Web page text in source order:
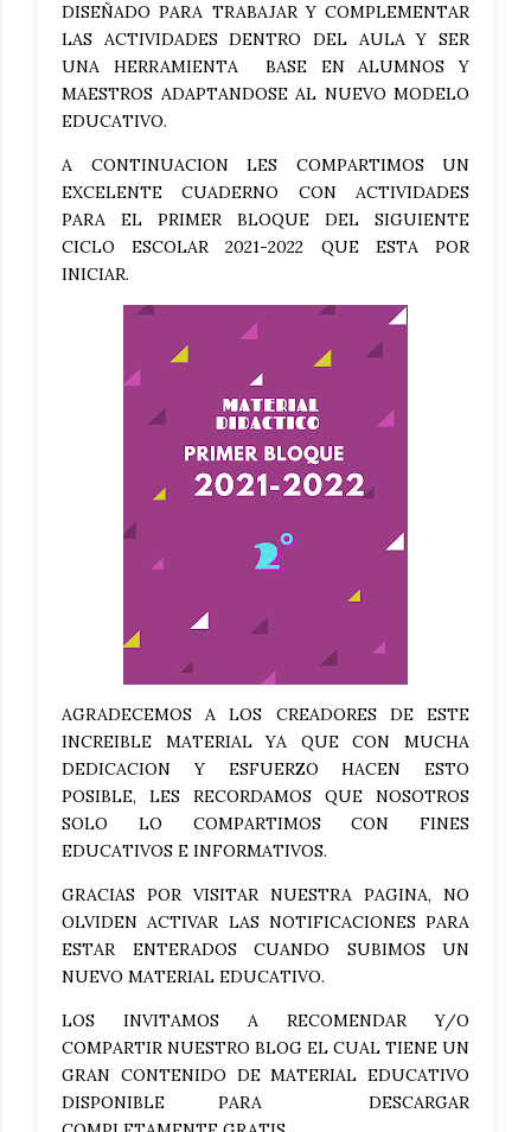
DISEÑADO PARA TRABAJAR Y COMPLEMENTAR
LAS ACTIVIDADES DENTRO DEL AULA Y SER
UNA HERRAMIENTA BASE EN ALUMNOS Y
MAESTROS ADAPTANDOSE AL NUEVO MODELO
EDUCATIVO.
A CONTINUACION LES COMPARTIMOS UN
EXCELENTE CUADERNO CON ACTIVIDADES
PARA EL PRIMER BLOQUE DEL SIGUIENTE
CICLO ESCOLAR 2021-2022 QUE ESTA POR
INICIAR.
AGRADECEMOS A LOS CREADORES DE ESTE
INCREIBLE MATERIAL YA QUE CON MUCHA
DEDICACION Y ESFUERZO HACEN ESTO
POSIBLE, LES RECORDAMOS QUE NOSOTROS
SOLO LO COMPARTIMOS CON FINES
EDUCATIVOS E INFORMATIVOS.
GRACIAS POR VISITAR NUESTRA PAGINA, NO
OLVIDEN ACTIVAR LAS NOTIFICACIONES PARA
ESTAR ENTERADOS CUANDO SUBIMOS UN
NUEVO MATERIAL EDUCATIVO.
LOS INVITAMOS A RECOMENDAR Y/O
COMPARTIR NUESTRO BLOG EL CUAL TIENE UN
GRAN CONTENIDO DE MATERIAL EDUCATIVO
DISPONIBLE PARA DESCARGAR